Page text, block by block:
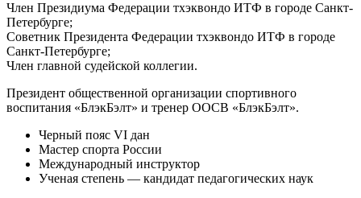
Член Президиума Федерации тхэквондо ИТФ в городе Санкт-
Петербурге;
Советник Президента Федерации тхэквондо ИТФ в городе
Санкт-Петербурге;
Член главной судейской коллегии.
Президент общественной организации спортивного
воспитания «БлэкБэлт» и тренер ООСВ «БлэкБэлт».
Черный пояс VI дан
Мастер спорта России
Международный инструктор
Ученая степень — кандидат педагогических наук